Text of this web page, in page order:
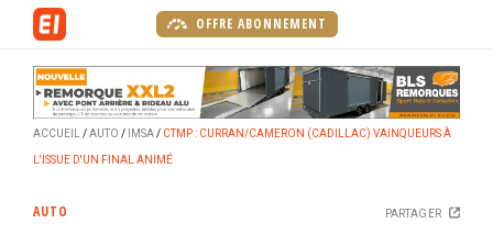
OFFRE ABONNEMENT
ACCUEIL AUTO IMSA CTMP : CURRAN/CAMERON (CADILLAC) VAINQUEURS À
L'ISSUE D'UN FINAL ANIMÉ
AUTO PARTAGER